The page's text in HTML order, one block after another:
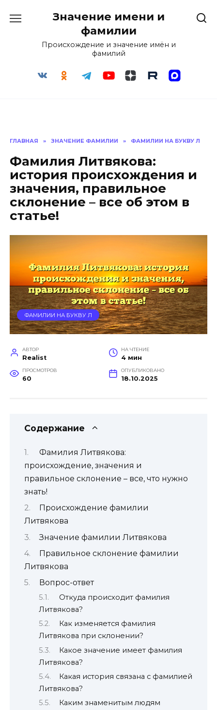
Значение имени и
фамилии
Происхождение и значение имён и
фамилий
ГЛАВНАЯ » ЗНАЧЕНИЕ ФАМИЛИИ » ФАМИЛИИ НА БУКВУ Л
Фамилия Литвякова:
история происхождения и
значения, правильное
склонение – все об этом в
статье!
ФАМИЛИИ НА БУКВУ Л
АВТОР
Realist
НА ЧТЕНИЕ
4 мин
ПРОСМОТРОВ
60
ОПУБЛИКОВАНО
18.10.2025
Содержание
Фамилия Литвякова:
происхождение, значения и
правильное склонение – все, что нужно
знать!
Происхождение фамилии
Литвякова
Значение фамилии Литвякова
Правильное склонение фамилии
Литвякова
Вопрос-ответ
Откуда происходит фамилия
Литвякова?
Как изменяется фамилия
Литвякова при склонении?
Какое значение имеет фамилия
Литвякова?
Какая история связана с фамилией
Литвякова?
Каким знаменитым людям